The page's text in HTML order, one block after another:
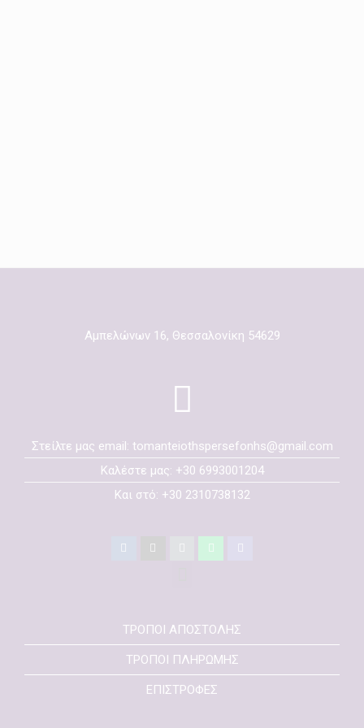
Αμπελώνων 16, Θεσσαλονίκη 54629
Στείλτε μας email: tomanteiothspersefonhs@gmail.com
Καλέστε μας: +30 6993001204
Και στό: +30 2310738132
ΤΡΟΠΟΙ ΑΠΟΣΤΟΛΗΣ
ΤΡΟΠΟΙ ΠΛΗΡΩΜΗΣ
ΕΠΙΣΤΡΟΦΕΣ